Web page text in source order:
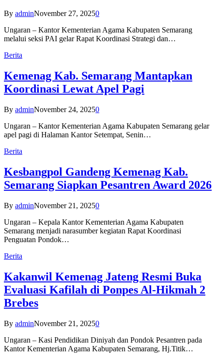
By adminNovember 27, 20250
Ungaran – Kantor Kementerian Agama Kabupaten Semarang
melalui seksi PAI gelar Rapat Koordinasi Strategi dan…
Berita
Kemenag Kab. Semarang Mantapkan
Koordinasi Lewat Apel Pagi
By adminNovember 24, 20250
Ungaran – Kantor Kementerian Agama Kabupaten Semarang gelar
apel pagi di Halaman Kantor Setempat, Senin…
Berita
Kesbangpol Gandeng Kemenag Kab.
Semarang Siapkan Pesantren Award 2026
By adminNovember 21, 20250
Ungaran – Kepala Kantor Kementerian Agama Kabupaten
Semarang menjadi narasumber kegiatan Rapat Koordinasi
Penguatan Pondok…
Berita
Kakanwil Kemenag Jateng Resmi Buka
Evaluasi Kafilah di Ponpes Al-Hikmah 2
Brebes
By adminNovember 21, 20250
Ungaran – Kasi Pendidikan Diniyah dan Pondok Pesantren pada
Kantor Kementerian Agama Kabupaten Semarang, Hj.Titik…